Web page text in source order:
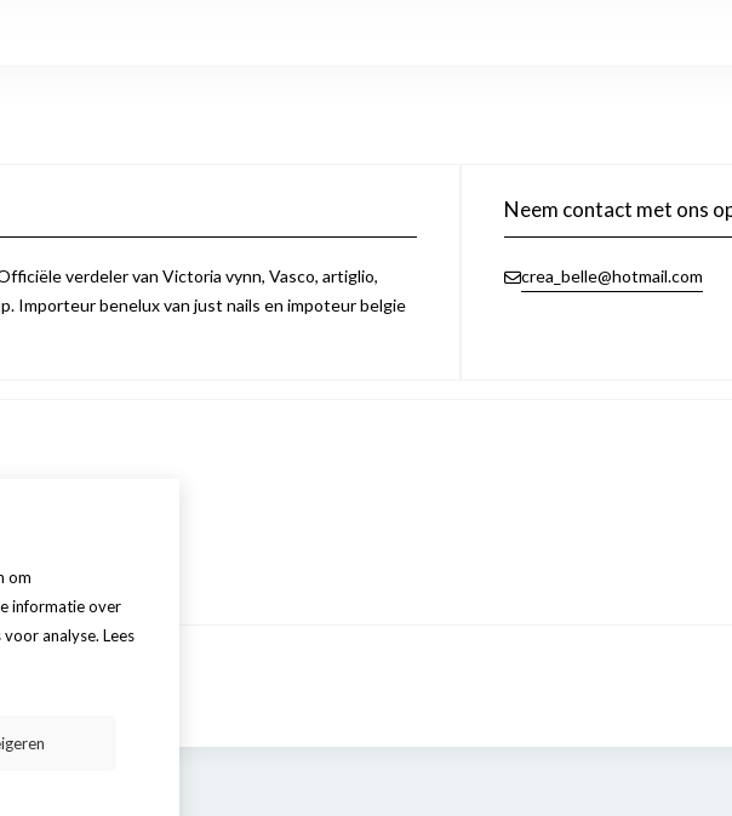
verdeler van Victoria vynn, Vasco, artiglio,
Importeur benelux van just nails en impoteur belgie
Neem contact met ons
crea_belle@hotmail.com
om
informatie over
analyse. Lees